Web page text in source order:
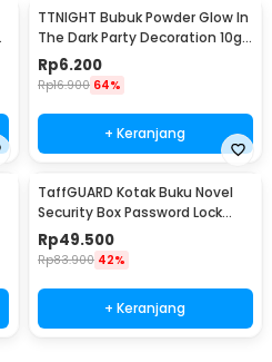
TTNIGHT Bubuk Powder Glow In
The Dark Party Decoration 10g
- T01
Rp6.200
Rp16.900 64%
+ Keranjang
TaffGUARD Kotak Buku Novel
Security Box Password Lock
Size S - KB-20P
Rp49.500
Rp83.900 42%
+ Keranjang